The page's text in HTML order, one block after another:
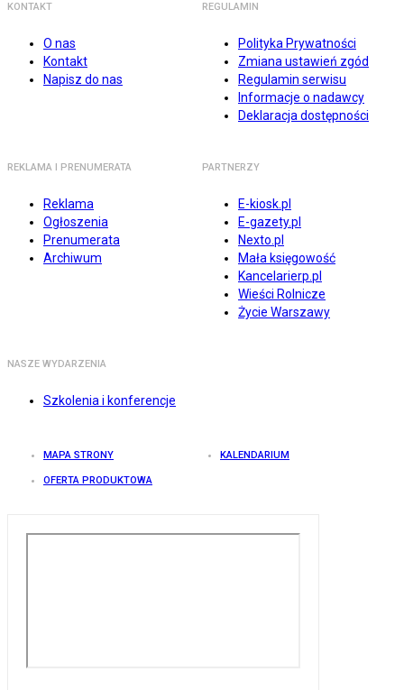
KONTAKT
O nas
Kontakt
Napisz do nas
REGULAMIN
Polityka Prywatności
Zmiana ustawień zgód
Regulamin serwisu
Informacje o nadawcy
Deklaracja dostępności
REKLAMA I PRENUMERATA
Reklama
Ogłoszenia
Prenumerata
Archiwum
PARTNERZY
E-kiosk.pl
E-gazety.pl
Nexto.pl
Mała księgowość
Kancelarierp.pl
Wieści Rolnicze
Życie Warszawy
NASZE WYDARZENIA
Szkolenia i konferencje
MAPA STRONY KALENDARIUM
OFERTA PRODUKTOWA